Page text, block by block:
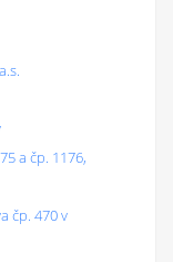
a čp. 1176,
čp. 470 v